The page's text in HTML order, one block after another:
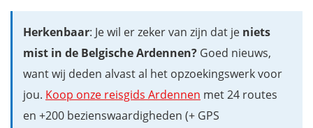
Herkenbaar: Je wil er zeker van zijn dat je niets
mist in de Belgische Ardennen? Goed nieuws,
want wij deden alvast al het opzoekingswerk voor
jou. Koop onze reisgids Ardennen met 24 routes
en +200 bezienswaardigheden (+ GPS